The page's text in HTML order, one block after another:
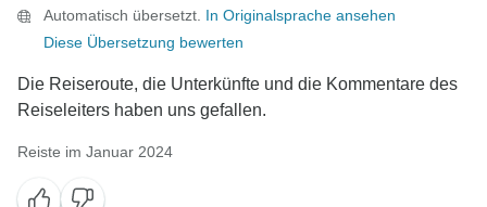
Automatisch übersetzt. In Originalsprache ansehen
Diese Übersetzung bewerten
Die Reiseroute, die Unterkünfte und die Kommentare des
Reiseleiters haben uns gefallen.
Reiste im Januar 2024